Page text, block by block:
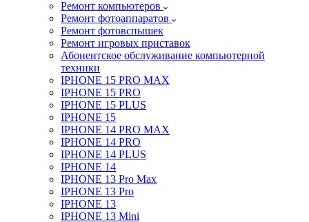
Ремонт компьютеров
Ремонт фотоаппаратов
Ремонт фотовспышек
Ремонт игровых приставок
Абонентское обслуживание компьютерной
техники
IPHONE 15 PRO MAX
IPHONE 15 PRO
IPHONE 15 PLUS
IPHONE 15
IPHONE 14 PRO MAX
IPHONE 14 PRO
IPHONE 14 PLUS
IPHONE 14
IPHONE 13 Pro Max
IPHONE 13 Pro
IPHONE 13
IPHONE 13 Mini